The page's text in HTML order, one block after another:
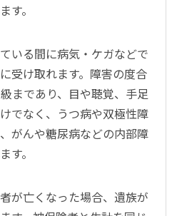
す。
いる間に病気・ケガなどで
受け取れます。障害の度合
まであり、目や聴覚、手足
でなく、うつ病や双極性障
がんや糖尿病などの内部障
す。
が亡くなった場合、遺族が